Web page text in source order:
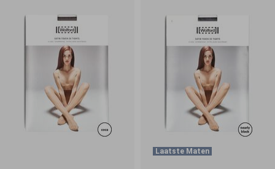
Laatste Maten